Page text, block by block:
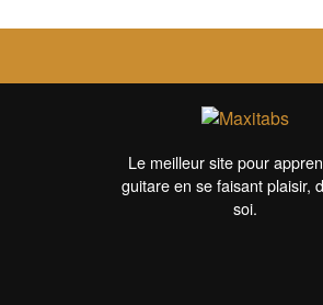
Le meilleur site pour
guitare en se faisant plaisir,
soi.